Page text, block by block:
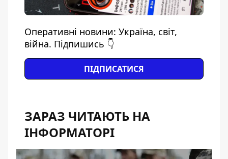
Оперативні новини: Україна, світ,
війна. Підпишись 👇
ПІДПИСАТИСЯ
ЗАРАЗ ЧИТАЮТЬ НА
ІНФОРМАТОРІ